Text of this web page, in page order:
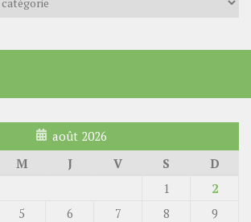
août 2026
M J V S
D
1
2
5 6 7 8
9